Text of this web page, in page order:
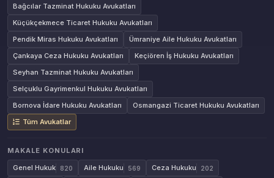
Bağcılar Tazminat Hukuku Avukatları
Küçükçekmece Ticaret Hukuku Avukatları
Pendik Miras Hukuku Avukatları
Ümraniye Aile Hukuku Avukatları
Çankaya Ceza Hukuku Avukatları
Keçiören İş Hukuku Avukatları
Seyhan Tazminat Hukuku Avukatları
Selçuklu Gayrimenkul Hukuku Avukatları
Bornova İdare Hukuku Avukatları
Osmangazi Ticaret Hukuku Avukatları
Tüm Avukatlar
MAKALE KONULARI
Genel Hukuk
820 Aile Hukuku 569 Ceza Hukuku 202